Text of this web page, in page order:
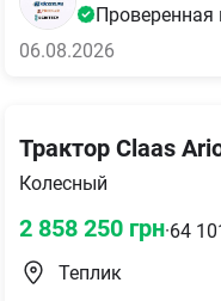
Проверенная
06.08.2026
Трактор Claas
Колесный
2 858 250 грн·64
Теплик